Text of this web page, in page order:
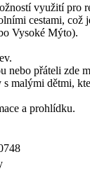
využití pro
cestami, což
Vysoké Mýto).
nebo přáteli zde
malými dětmi,
a prohlídku.